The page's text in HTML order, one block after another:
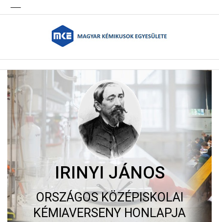
IRINYI JÁNOS
ORSZÁGOS KÖZÉPISKOLAI
KÉMIAVERSENY HONLAPJA